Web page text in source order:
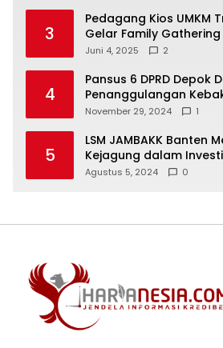
3
Pedagang Kios UMKM
Gelar Family Gathering
Silaturahmi dan
Juni 4, 2025 2
4
Pansus 6 DPRD Depok
Penanggulangan
Keselamatan Warga
November 29, 2024 1
5
LSM JAMBAKK Banten
Kejagung dalam
Walikota Bandar
Agustus 5, 2024 0